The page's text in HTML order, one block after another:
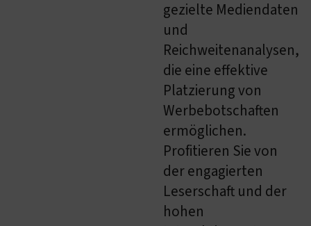
gezielte Mediendaten
und
Reichweitenanalysen,
die eine effektive
Platzierung von
Werbebotschaften
ermöglichen.
Profitieren Sie von
der engagierten
Leserschaft und der
hohen